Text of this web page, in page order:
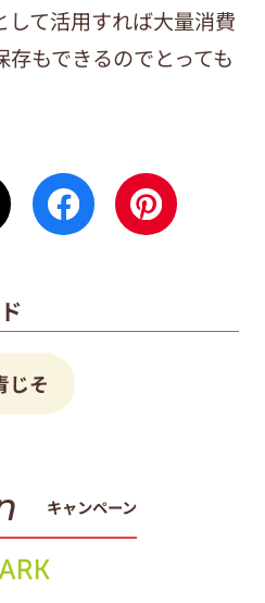
して活用すれば大量消費
もできるのでとっても
じそ
キャンペーン